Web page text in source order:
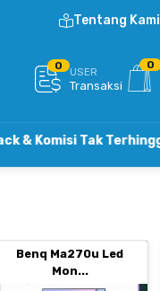
Tentang Kami
0
USER
Transaksi
0
Tak Terhingga
Benq Ma270u Led
Mon...